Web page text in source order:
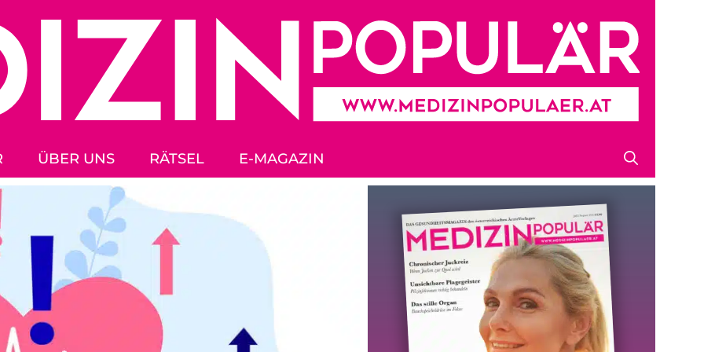
ÜBER UNS RÄTSEL E-MAGAZIN